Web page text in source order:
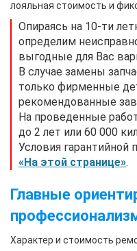
лояльная стоимость и
Опираясь на 10-ти
определим
выгодные для Вас
В случае замены
только фирменные
рекомендованные
На проведенные
до 2 лет или 60 000
Условия
«На этой странице».
Главные
Характер и стоимость